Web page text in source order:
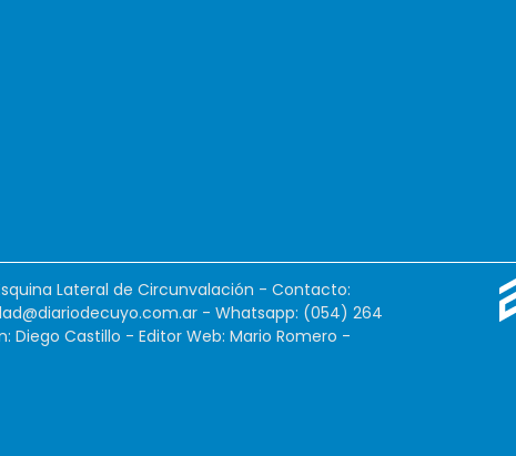
Lateral de Circunvalación - Contacto:
- Whatsapp: (054) 264
Diego Castillo - Editor Web: Mario Romero -